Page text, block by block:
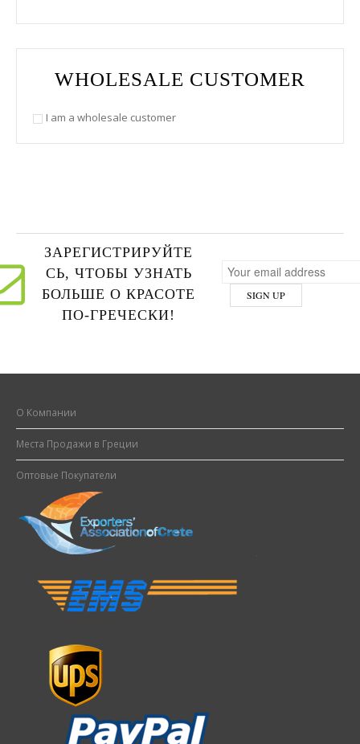
WHOLESALE CUSTOMER
I am a wholesale customer
ЗАРЕГИСТРИРУЙТЕ
СЬ, ЧТОБЫ УЗНАТЬ
БОЛЬШЕ О КРАСОТЕ
ПО-ГРЕЧЕСКИ!
О Компании
Места Продажи в Греции
Оптовые Покупатели